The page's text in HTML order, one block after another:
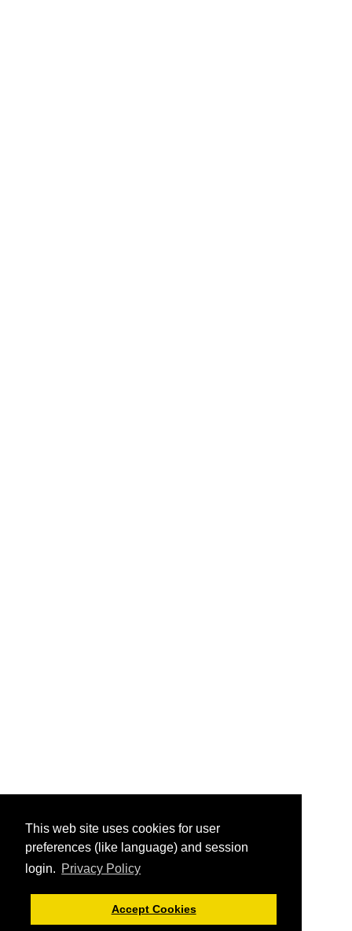
This web site uses cookies for user
preferences (like language) and session
login. Privacy Policy
Accept Cookies